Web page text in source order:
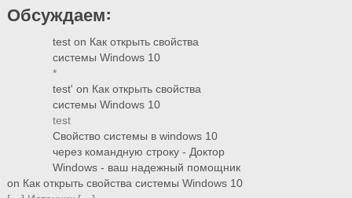
Обсуждаем:
test on Как открыть свойства
системы Windows 10
*
test' on Как открыть свойства
системы Windows 10
test
Свойство системы в windows 10
через командную строку - Доктор
Windows - ваш надежный помощник
on Как открыть свойства системы Windows 10